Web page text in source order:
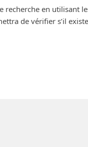
recherche en utilisant
de vérifier s’il